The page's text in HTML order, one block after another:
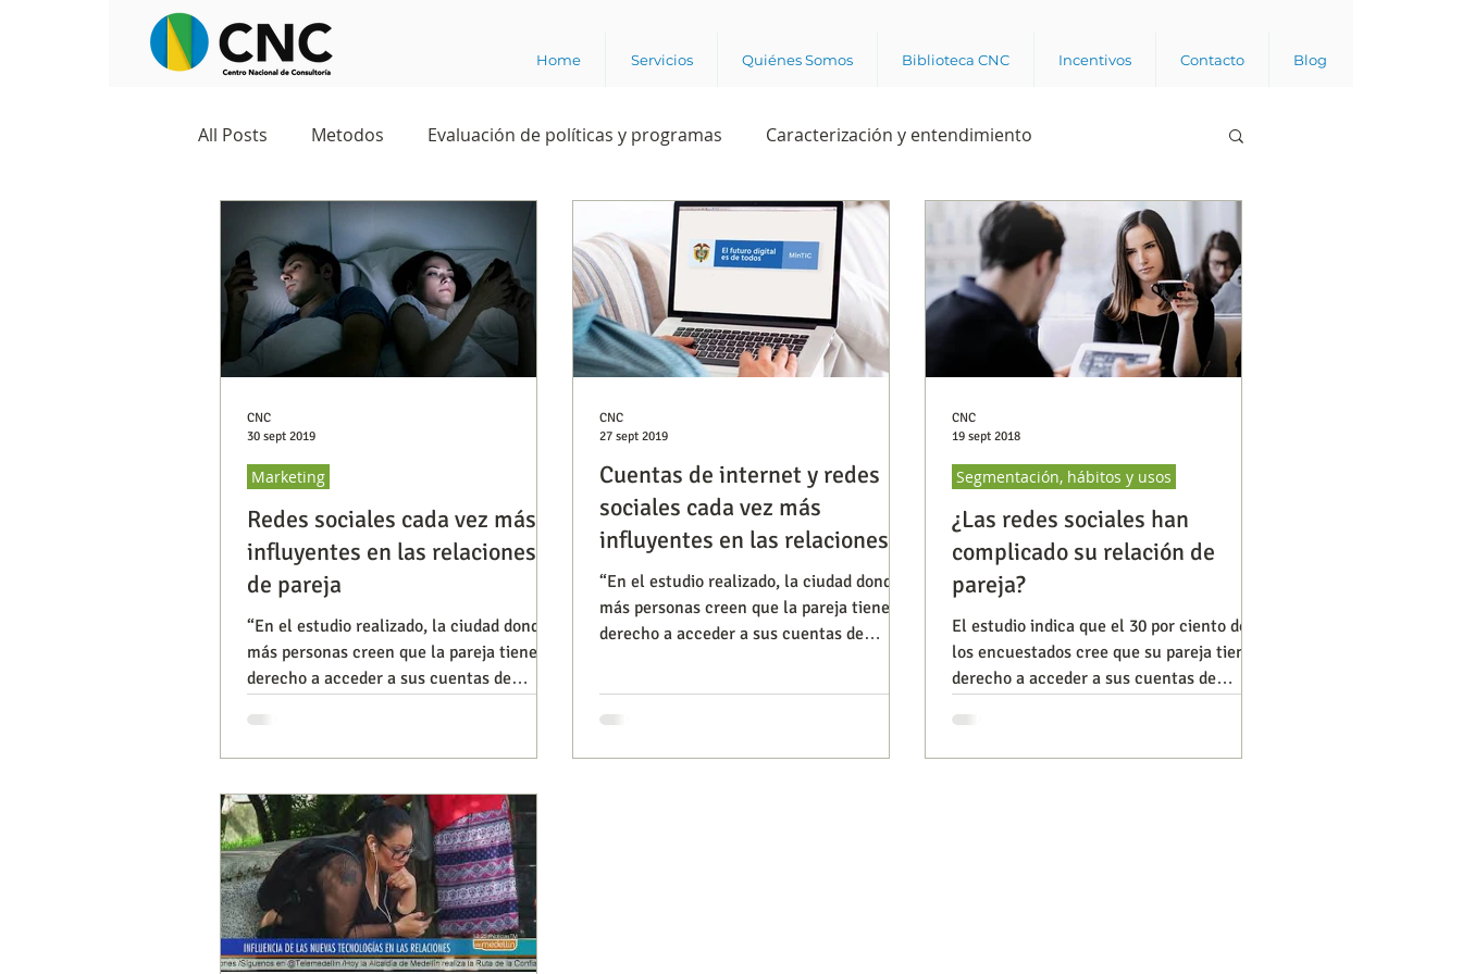
Home Servicios Quiénes Somos Biblioteca CNC Incentivos Contacto Blog
All Posts Metodos Evaluación de políticas y programas Caracterización y entendimiento
Observatorios sociales Apropiación digital Business analytics
Predicciones y tendencias Rating Política Intención de voto Consultas de opinión pública
Ecommerce Reputación de los grupos de interés Marca y posicionamiento
Segmentación, hábitos y usos Observatorios precios y competencia Diversidad
Consumo de medios Eficiencia publicitaria Generadores de ideas
Redes sociales cada vez más
influyentes en las relaciones
de pareja
“En el estudio realizado, la ciudad donde
más personas creen que la pareja tiene
derecho a acceder a sus cuentas de
Marketing
CNC
30 sept 2019
Cuentas de internet y redes
sociales cada vez más
influyentes en las relaciones
de pareja
“En el estudio realizado, la ciudad donde
más personas creen que la pareja tiene
derecho a acceder a sus cuentas de
CNC
27 sept 2019
¿Las redes sociales han
complicado su relación de
pareja?
El estudio indica que el 30 por ciento de
los encuestados cree que su pareja tiene
derecho a acceder a sus cuentas de
Segmentación, hábitos y usos
CNC
19 sept 2018